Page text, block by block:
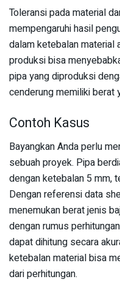
Toleransi pada material
mempengaruhi hasil
dalam ketebalan material
produksi bisa
pipa yang diproduksi
cenderung memiliki berat
Contoh Kasus
Bayangkan Anda perlu
sebuah proyek. Pipa
dengan ketebalan 5 mm,
Dengan referensi data
menemukan berat jenis
dengan rumus
dapat dihitung secara
ketebalan material bisa
dari perhitungan.